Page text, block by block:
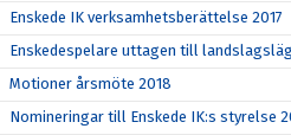
Enskede IK verksamhetsberättelse 2017
Enskedespelare uttagen till
Motioner årsmöte 2018
Nomineringar till Enskede IK:s styrelse